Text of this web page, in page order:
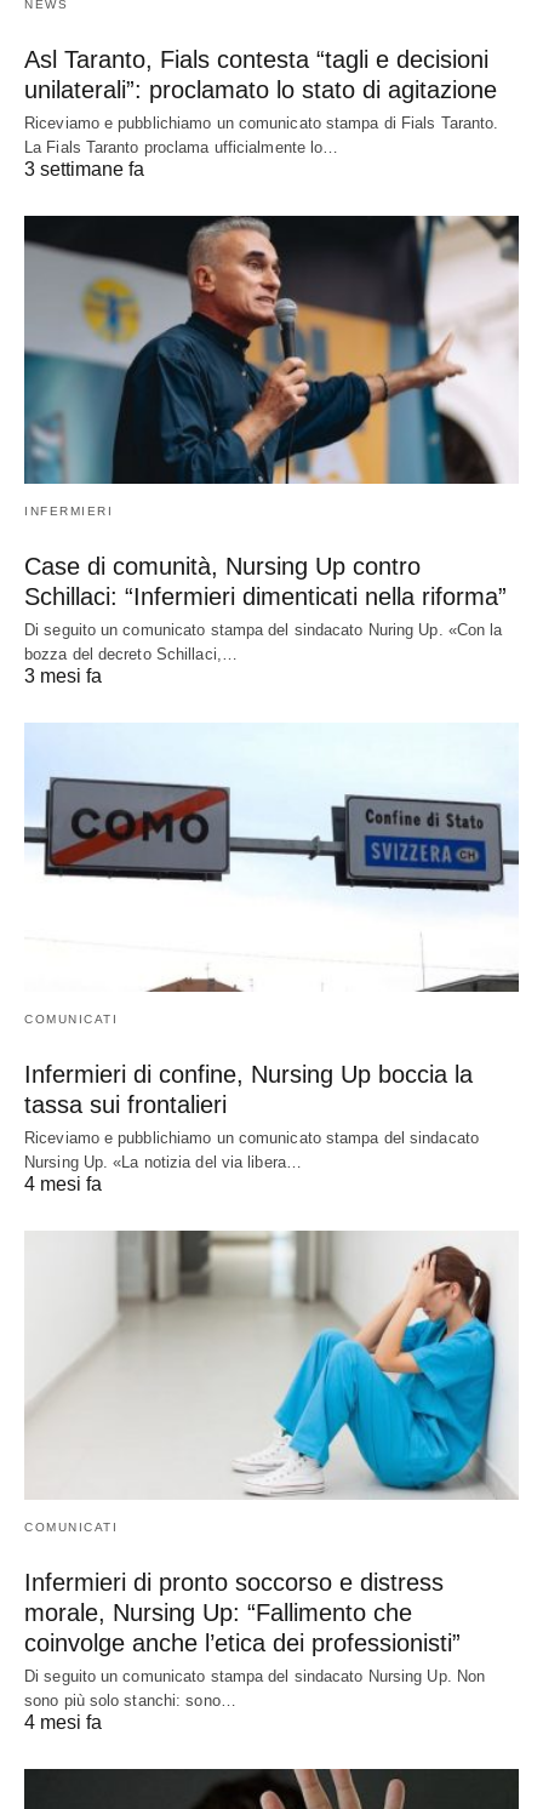
NEWS
Asl Taranto, Fials contesta “tagli e decisioni
unilaterali”: proclamato lo stato di agitazione
Riceviamo e pubblichiamo un comunicato stampa di Fials Taranto.
La Fials Taranto proclama ufficialmente lo…
3 settimane fa
INFERMIERI
Case di comunità, Nursing Up contro
Schillaci: “Infermieri dimenticati nella riforma”
Di seguito un comunicato stampa del sindacato Nuring Up. «Con la
bozza del decreto Schillaci,…
3 mesi fa
COMUNICATI
Infermieri di confine, Nursing Up boccia la
tassa sui frontalieri
Riceviamo e pubblichiamo un comunicato stampa del sindacato
Nursing Up. «La notizia del via libera…
4 mesi fa
COMUNICATI
Infermieri di pronto soccorso e distress
morale, Nursing Up: “Fallimento che
coinvolge anche l’etica dei professionisti”
Di seguito un comunicato stampa del sindacato Nursing Up. Non
sono più solo stanchi: sono…
4 mesi fa